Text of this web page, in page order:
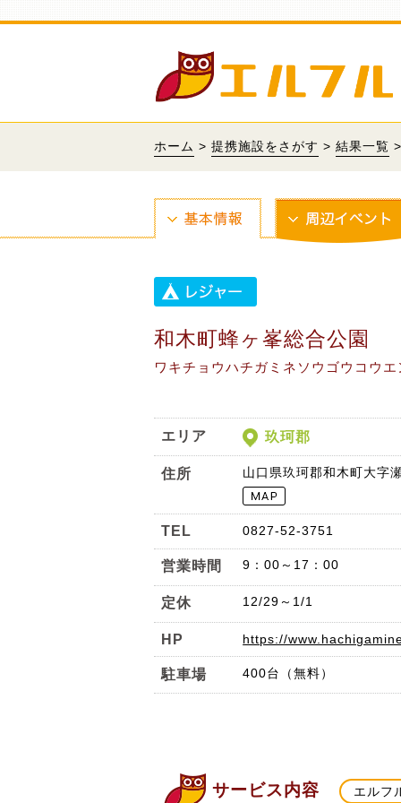
ホーム > 提携施設をさがす > 結果一覧
和木町蜂ヶ峯総合公園
ワキチョウハチガミネソウゴウコウエ
エリア 玖珂郡
住所 山口県玖珂郡和木町大字
TEL 0827-52-3751
営業時間 9：00～17：00
定休 12/29～1/1
HP https://
駐車場 400台（無料）
サービス内容 エルフ